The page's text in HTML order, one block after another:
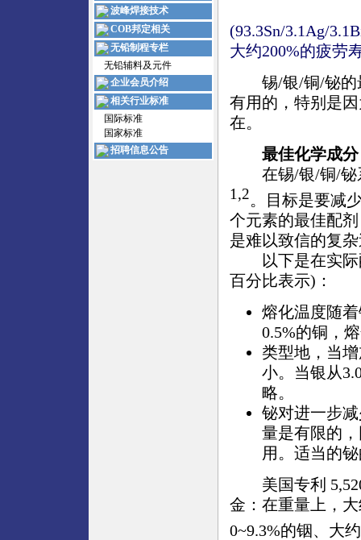
波峰焊接技术
COB邦定相关
无铅制程专栏
无铅辅料及元件
企业会员介绍
相关行业标准
国际标准
国家标准
招聘信息公告
(93.3Sn/3.1Ag/
大约200%的疲劳
锡/银/铜/铋的最
有用的，特别是
在。
最佳化学成分
在锡/银/铜/铋
1,2。目标是要减
个元素的最佳配
是难以致信的复
以下是在实际
百分比表示)：
熔化温度随
0.5%的铜，
类型地，当
小。当银从
略。
铋对进一步
量是有限的
用。适当的
美国专利
金：在重量上，
0~9.3%的铟、大